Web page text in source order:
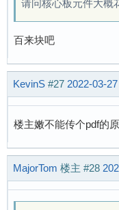
请问核心板元件大概
百来块吧
KevinS #27 2022-03-
楼主嫩不能传个pdf的
MajorTom 楼主 #28